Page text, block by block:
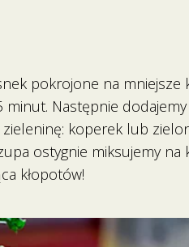
pokrojone na mniejsze
Następnie
koperek lub
ostygnie miksujemy na
kłopotów!